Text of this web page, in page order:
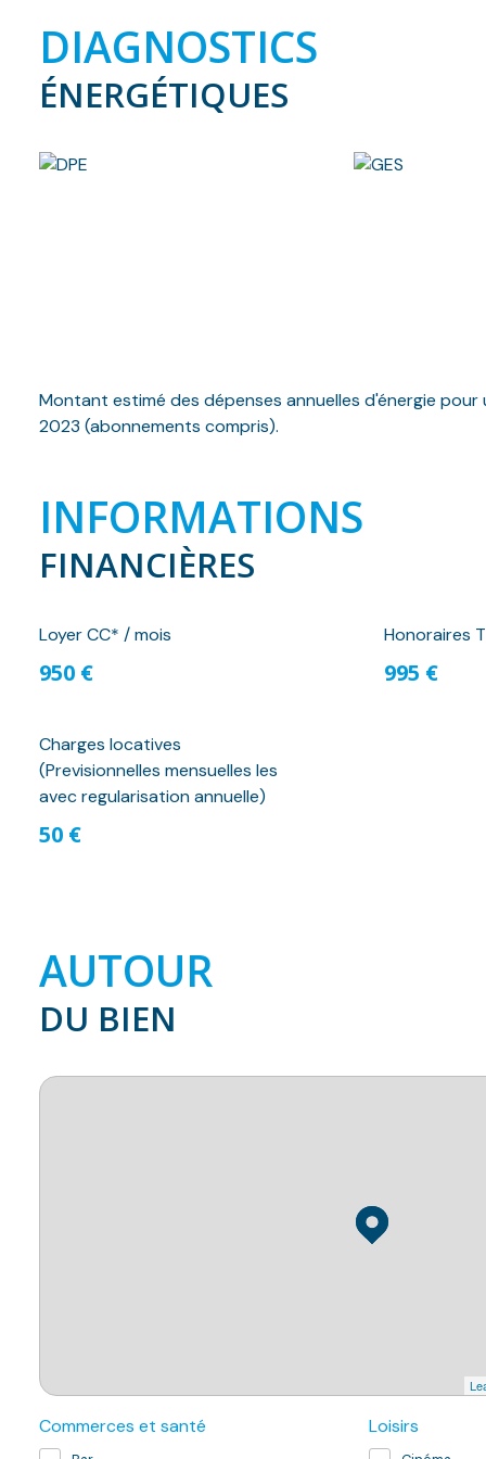
DIAGNOSTICS
ÉNERGÉTIQUES
Montant estimé des dépenses annuelles d'énergie
2023 (abonnements compris).
INFORMATIONS
FINANCIÈRES
Loyer CC* / mois
950 €
Honoraires
995 €
Charges locatives
(Previsionnelles mensuelles les
avec regularisation annuelle)
50 €
AUTOUR
DU BIEN
Commerces et santé Loisirs